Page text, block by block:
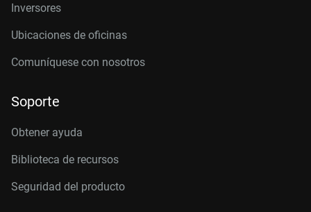
Inversores
Ubicaciones de oficinas
Comuníquese con nosotros
Soporte
Obtener ayuda
Biblioteca de recursos
Seguridad del producto